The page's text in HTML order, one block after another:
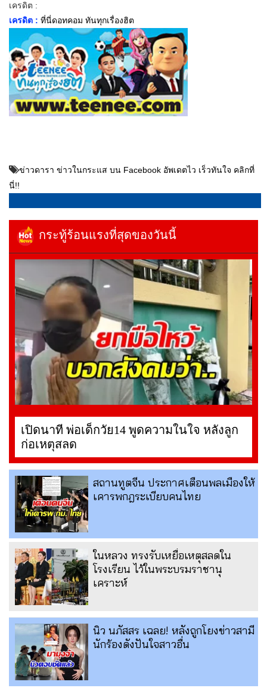
เครดิต :
เครดิต : ที่นี่ดอทคอม ทันทุกเรื่องฮิต
ข่าวดารา ข่าวในกระแส บน Facebook อัพเดตไว เร็วทันใจ คลิกที่
นี่!!
กระทู้ร้อนแรงที่สุดของวันนี้
เปิดนาที พ่อเด็กวัย14 พูดความในใจ หลังลูก
ก่อเหตุสลด
สถานทูตจีน ประกาศเตือนพลเมืองให้
เคารพกฎระเบียบคนไทย
ในหลวง ทรงรับเหยื่อเหตุสลดใน
โรงเรียน ไว้ในพระบรมราชานุ
เคราะห์
นิว นภัสสร เฉลย! หลังถูกโยงข่าวสามี
นักร้องดังปันใจสาวอื่น